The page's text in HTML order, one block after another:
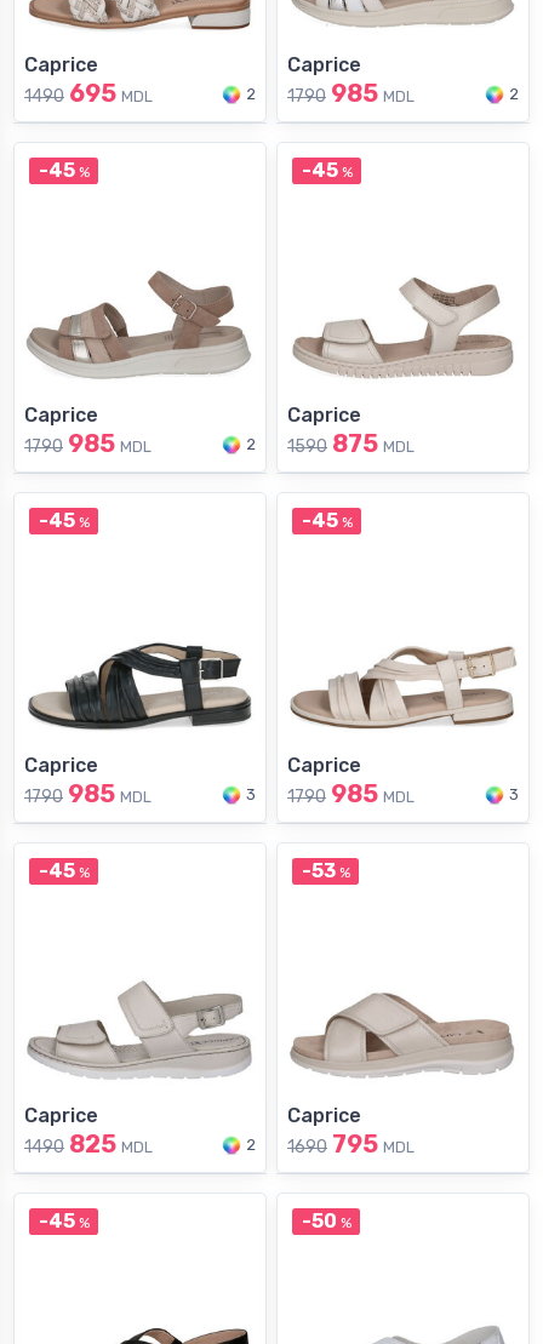
Caprice
1490 695 MDL 2
Caprice
1790 985 MDL 2
-45%
Caprice
1790 985 MDL 2
-45%
Caprice
1590 875 MDL
-45%
Caprice
1790 985 MDL 3
-45%
Caprice
1790 985 MDL 3
-45%
Caprice
1490 825 MDL 2
-53%
Caprice
1690 795 MDL
-45% -50 %